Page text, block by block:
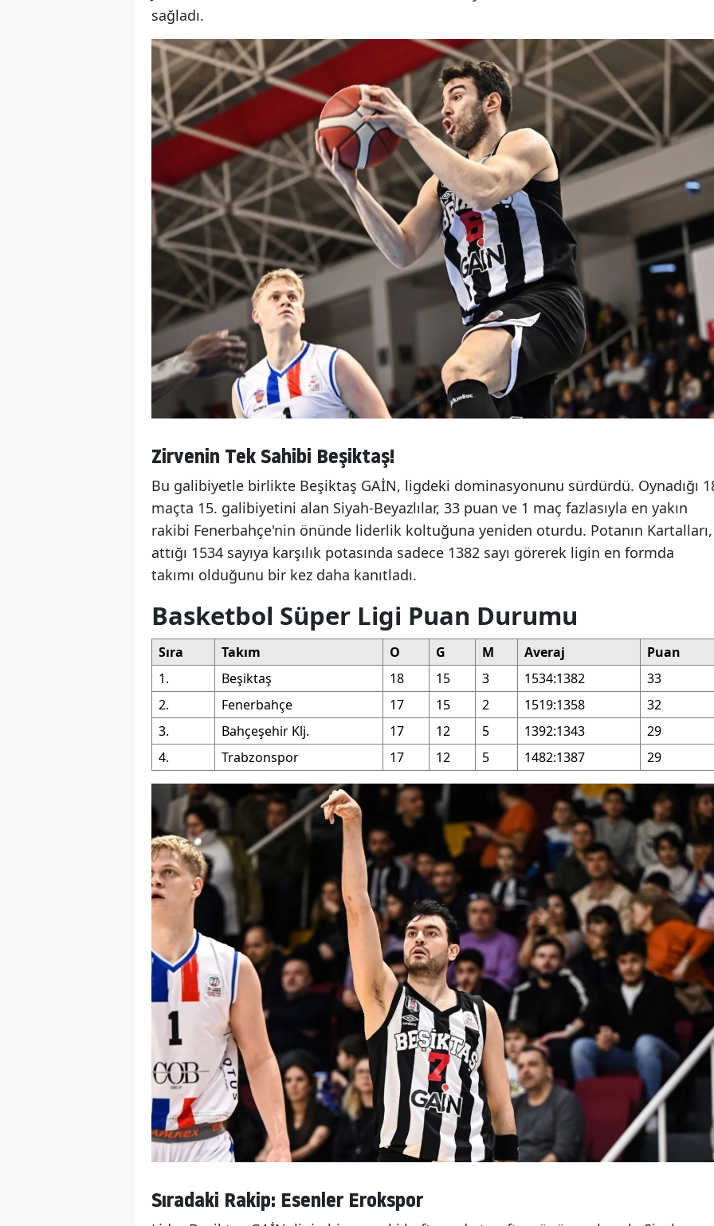
sağladı.
Zirvenin Tek Sahibi Beşiktaş!
Bu galibiyetle birlikte Beşiktaş GAİN, ligdeki dominasyonunu sürdürdü. Oynadığı
maçta 15. galibiyetini alan Siyah-Beyazlılar, 33 puan ve 1 maç fazlasıyla en yakın
rakibi Fenerbahçe'nin önünde liderlik koltuğuna yeniden oturdu. Potanın Kartalları,
attığı 1534 sayıya karşılık potasında sadece 1382 sayı görerek ligin en formda
takımı olduğunu bir kez daha kanıtladı.
Basketbol Süper Ligi Puan Durumu
Sıra Takım O G M Averaj
Puan
1.
Beşiktaş 18 15 3 1534:1382
33
2.
Fenerbahçe 17 15 2 1519:1358
32
3.
Bahçeşehir Klj. 17 12 5 1392:1343
29
4.
Trabzonspor 17 12 5 1482:1387 29
Sıradaki Rakip: Esenler Erokspor